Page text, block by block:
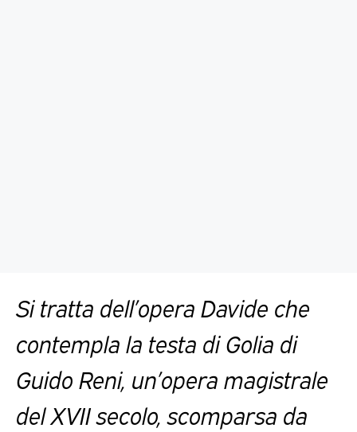
Si tratta dell’opera Davide che
contempla la testa di Golia di
Guido Reni, un’opera magistrale
del XVII secolo, scomparsa da